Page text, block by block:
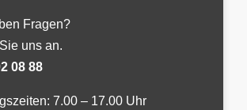
Fragen?
uns an.
08 88
7.00 – 17.00 Uhr